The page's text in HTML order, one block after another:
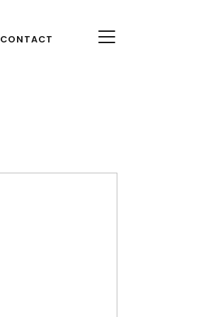
CONTACT